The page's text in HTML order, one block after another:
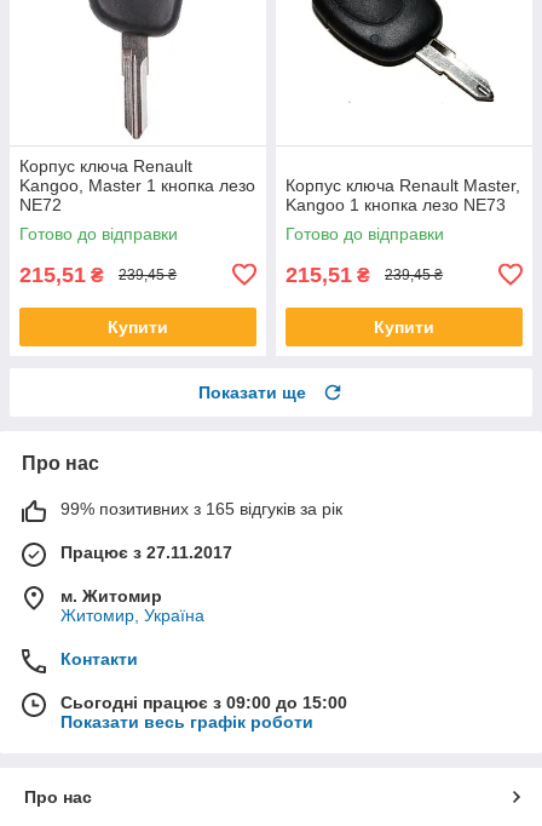
Корпус ключa Renault
Kangoo, Master 1 кнопкa лезо
NE72
Готово до відправки
215,51 ₴ 239,45 ₴
Купити
Корпус ключа Renault Master,
Kangoo 1 кнопкa лезо NE73
Готово до відправки
215,51 ₴ 239,45 ₴
Купити
Показати ще
Про нас
99% позитивних з 165 відгуків за рік
Працює з 27.11.2017
м. Житомир
Житомир, Україна
Контакти
Сьогодні працює з 09:00 до 15:00
Показати весь графік роботи
Про нас